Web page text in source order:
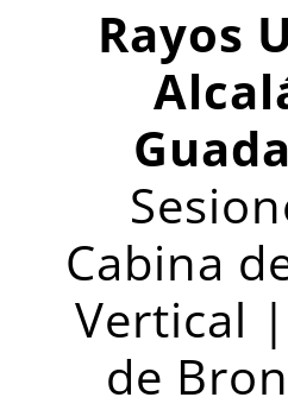
Rayos
Cabina
Vertical
de